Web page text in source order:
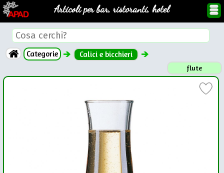
Articoli per bar, ristoranti, hotel
Categorie Calici e bicchieri
flute